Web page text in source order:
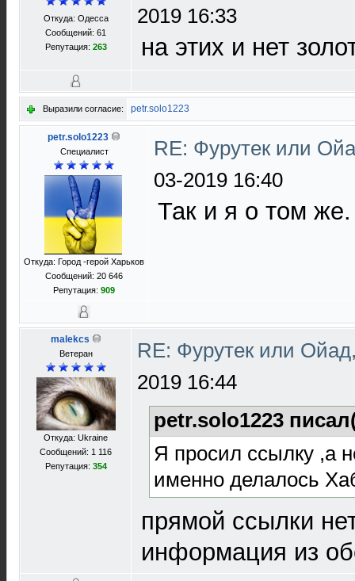
Откуда: Одесса
Сообщений: 61
Репутация: 263
2019 16:33
на этих и нет
Выразили согласие: petr.solo1223
petr.solo1223
Специалист
Откуда: Город -герой Харьков
Сообщений: 20 646
Репутация: 909
RE: Фурутек или
03-2019 16:40
Так и я о том
malekcs
Ветеран
Откуда: Ukraine
Сообщений: 1 116
Репутация: 354
RE: Фурутек или
2019 16:44
petr.solo1223
Я просил ссылку ,а
именно делалось
прямой ссылки
информация из